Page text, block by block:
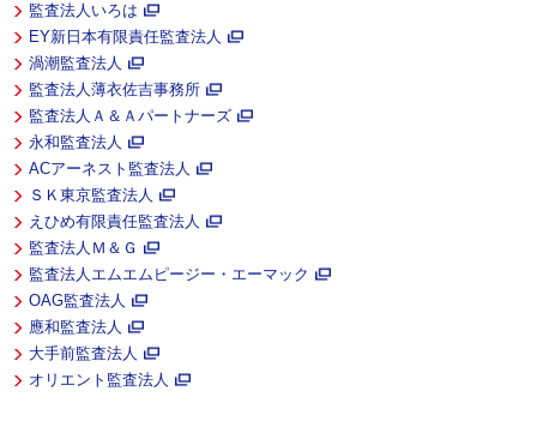
監査法人いろは
EY新日本有限責任監査法人
渦潮監査法人
監査法人薄衣佐吉事務所
監査法人Ａ＆Ａパートナーズ
永和監査法人
ACアーネスト監査法人
ＳＫ東京監査法人
えひめ有限責任監査法人
監査法人Ｍ＆Ｇ
監査法人エムエムピージー・エーマック
OAG監査法人
應和監査法人
大手前監査法人
オリエント監査法人